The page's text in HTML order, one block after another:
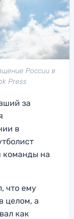
России в
Press
за
в
команды на
что ему
целом, а
как